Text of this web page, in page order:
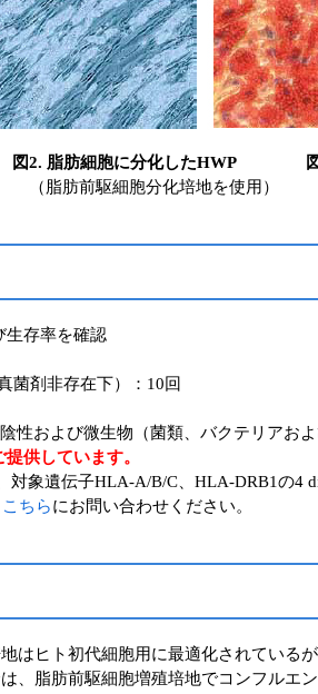
図2. 脂肪細胞に分化したHWP
（脂肪前駆細胞分化培地を使用）
生存率を確認
菌剤非存在下）：10回
陰性および微生物（菌類、バクテリアお
供しています。
対象遺伝子HLA-A/B/C、HLA-DRB1の4
こちらにお問い合わせください。
はヒト初代細胞用に最適化されている
、脂肪前駆細胞増殖培地でコンフル